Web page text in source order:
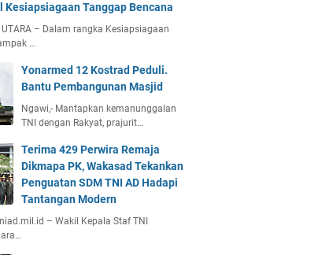
Kesiapsiagaan Tanggap Bencana
UTARA – Dalam rangka Kesiapsiagaan
…
Yonarmed 12 Kostrad Peduli.
Bantu Pembangunan Masjid
Ngawi,- Mantapkan kemanunggalan
TNI dengan Rakyat, prajurit…
Terima 429 Perwira Remaja
Dikmapa PK, Wakasad Tekankan
Penguatan SDM TNI AD Hadapi
Tantangan Modern
– Wakil Kepala Staf TNI